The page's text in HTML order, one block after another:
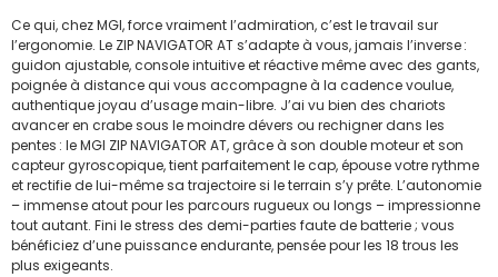
Ce qui, chez MGI, force vraiment l’admiration, c’est le travail sur
l’ergonomie. Le ZIP NAVIGATOR AT s’adapte à vous, jamais l’inverse :
guidon ajustable, console intuitive et réactive même avec des gants,
poignée à distance qui vous accompagne à la cadence voulue,
authentique joyau d’usage main-libre. J’ai vu bien des chariots
avancer en crabe sous le moindre dévers ou rechigner dans les
pentes : le MGI ZIP NAVIGATOR AT, grâce à son double moteur et son
capteur gyroscopique, tient parfaitement le cap, épouse votre rythme
et rectifie de lui-même sa trajectoire si le terrain s’y prête. L’autonomie
– immense atout pour les parcours rugueux ou longs – impressionne
tout autant. Fini le stress des demi-parties faute de batterie ; vous
bénéficiez d’une puissance endurante, pensée pour les 18 trous les
plus exigeants.